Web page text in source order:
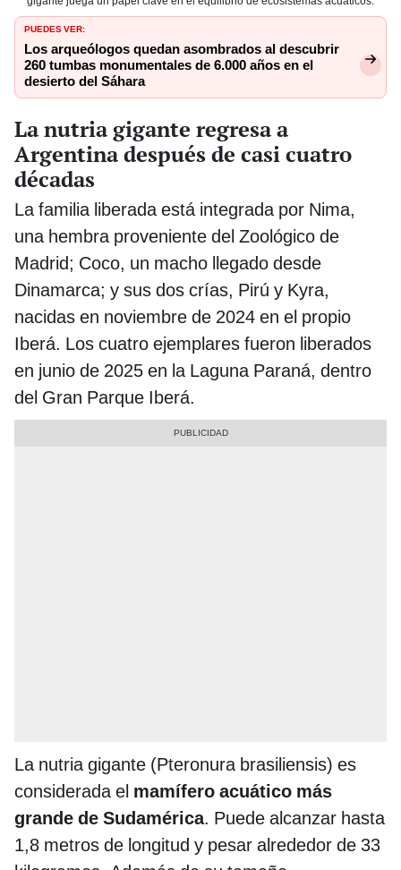
PUEDES VER:
Los arqueólogos quedan asombrados al descubrir
260 tumbas monumentales de 6.000 años en el
desierto del Sáhara
La nutria gigante regresa a
Argentina después de casi cuatro
décadas
La familia liberada está integrada por Nima,
una hembra proveniente del Zoológico de
Madrid; Coco, un macho llegado desde
Dinamarca; y sus dos crías, Pirú y Kyra,
nacidas en noviembre de 2024 en el propio
Iberá. Los cuatro ejemplares fueron liberados
en junio de 2025 en la Laguna Paraná, dentro
del Gran Parque Iberá.
La nutria gigante (Pteronura brasiliensis) es
considerada el mamífero acuático más
grande de Sudamérica. Puede alcanzar hasta
1,8 metros de longitud y pesar alrededor de 33